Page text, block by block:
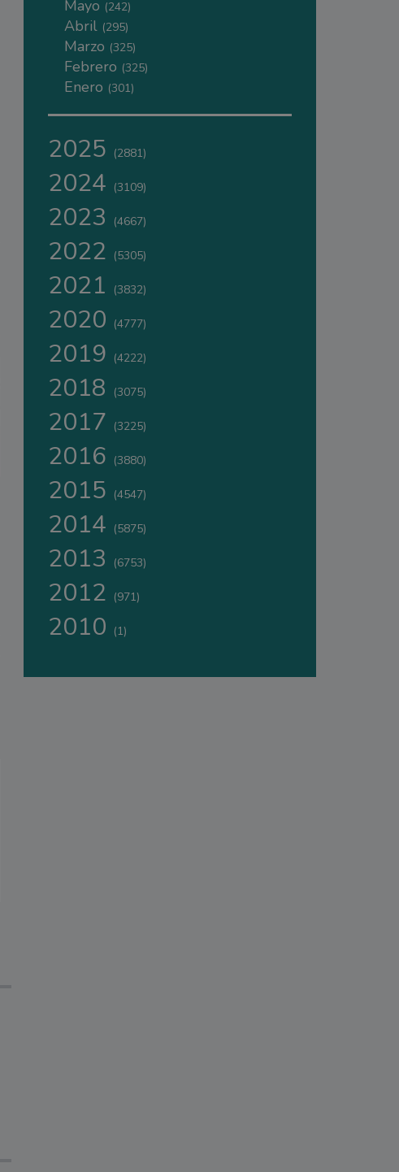
Mayo (242)
Abril (295)
Marzo (325)
Febrero (325)
Enero (301)
2025 (2881)
2024 (3109)
2023 (4667)
2022 (5305)
2021 (3832)
2020 (4777)
2019 (4222)
2018 (3075)
2017 (3225)
2016 (3880)
2015 (4547)
2014 (5875)
2013 (6753)
2012 (971)
2010 (1)